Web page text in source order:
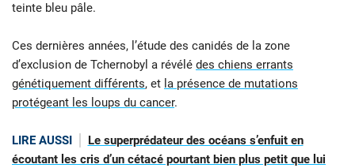
teinte bleu pâle.
Ces dernières années, l’étude des canidés de la zone
d’exclusion de Tchernobyl a révélé des chiens errants
génétiquement différents, et la présence de mutations
protégeant les loups du cancer.
LIRE AUSSI
Le superprédateur des océans s’enfuit en
écoutant les cris d’un cétacé pourtant bien plus petit que lui